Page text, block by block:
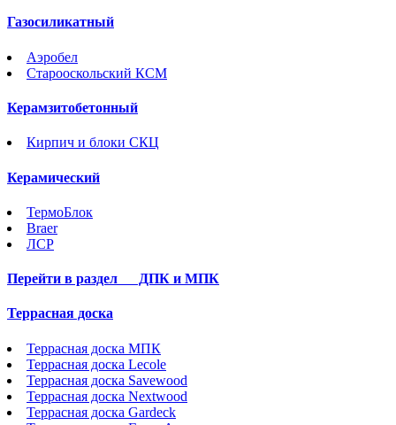
Газосиликатный
Аэробел
Старооскольский КСМ
Керамзитобетонный
Кирпич и блоки СКЦ
Керамический
ТермоБлок
Braer
ЛСР
Перейти в раздел ДПК и МПК
Террасная доска
Террасная доска МПК
Террасная доска Lecole
Террасная доска Savewood
Террасная доска Nextwood
Террасная доска Gardeck